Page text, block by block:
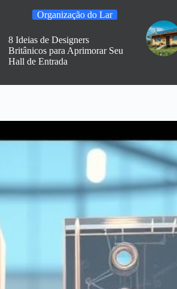
Organização do Lar
8 Ideias de Designers
Britânicos para Aprimorar Seu
Hall de Entrada